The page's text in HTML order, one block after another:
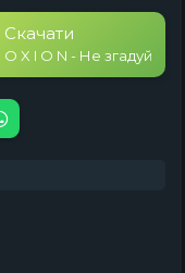
Скачати
O X I O N - Не згадуй